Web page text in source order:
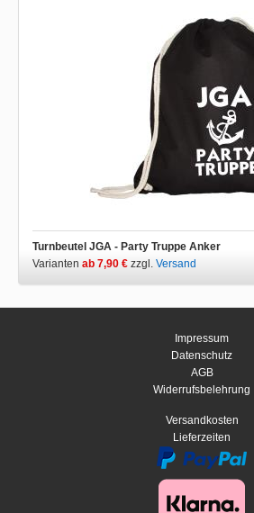
Turnbeutel JGA - Party Truppe Anker
Varianten ab 7,90 € zzgl. Versand
Impressum
Datenschutz
AGB
Widerrufsbelehrung
Versandkosten
Lieferzeiten